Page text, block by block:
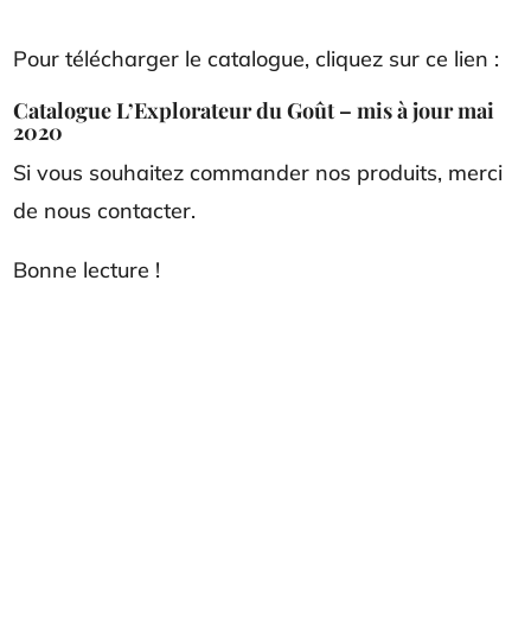
Pour télécharger le catalogue, cliquez sur ce lien :
Catalogue L’Explorateur du Goût – mis à jour mai
2020
Si vous souhaitez commander nos produits, merci
de nous contacter.
Bonne lecture !